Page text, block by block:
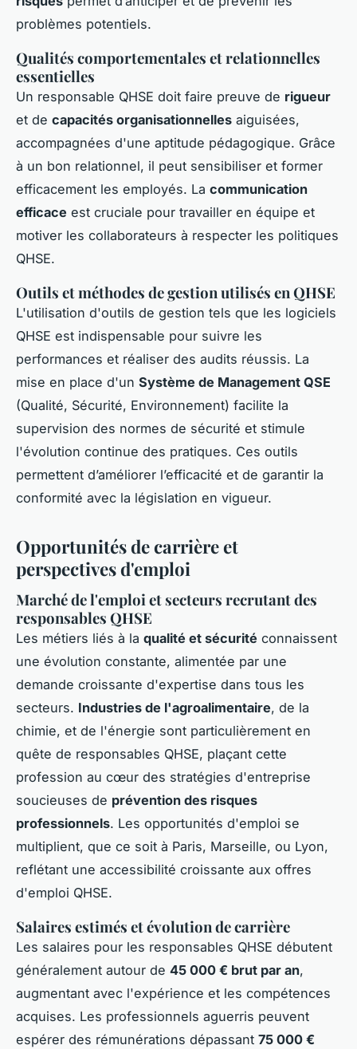
problèmes potentiels.
Qualités comportementales et relationnelles
essentielles
Un responsable QHSE doit faire preuve de rigueur
et de capacités organisationnelles aiguisées,
accompagnées d'une aptitude pédagogique. Grâce
à un bon relationnel, il peut sensibiliser et former
efficacement les employés. La communication
efficace est cruciale pour travailler en équipe et
motiver les collaborateurs à respecter les politiques
QHSE.
Outils et méthodes de gestion utilisés en QHSE
L'utilisation d'outils de gestion tels que les logiciels
QHSE est indispensable pour suivre les
performances et réaliser des audits réussis. La
mise en place d'un Système de Management QSE
(Qualité, Sécurité, Environnement) facilite la
supervision des normes de sécurité et stimule
l'évolution continue des pratiques. Ces outils
permettent d’améliorer l’efficacité et de garantir la
conformité avec la législation en vigueur.
Opportunités de carrière et
perspectives d'emploi
Marché de l'emploi et secteurs recrutant des
responsables QHSE
Les métiers liés à la qualité et sécurité connaissent
une évolution constante, alimentée par une
demande croissante d'expertise dans tous les
secteurs. Industries de l'agroalimentaire, de la
chimie, et de l'énergie sont particulièrement en
quête de responsables QHSE, plaçant cette
profession au cœur des stratégies d'entreprise
soucieuses de prévention des risques
professionnels. Les opportunités d'emploi se
multiplient, que ce soit à Paris, Marseille, ou Lyon,
reflétant une accessibilité croissante aux offres
d'emploi QHSE.
Salaires estimés et évolution de carrière
Les salaires pour les responsables QHSE débutent
généralement autour de 45 000 € brut par an,
augmentant avec l'expérience et les compétences
acquises. Les professionnels aguerris peuvent
espérer des rémunérations dépassant 75 000 €